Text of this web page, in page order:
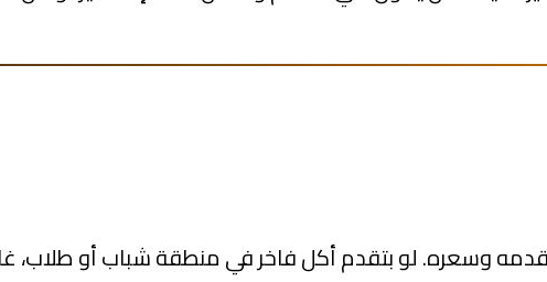
بتقدمه وسعره. لو بتقدم أكل فاخر في منطقة شباب أو